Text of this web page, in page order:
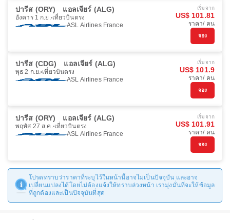
ปารีส (ORY) แอลเจียร์ (ALG)
อังคาร 1 ก.ย. เที่ยวบินตรง
ASL Airlines France
เริ่มจาก
US$ 101.81
ราคา/ คน
จอง
ปารีส (CDG) แอลเจียร์ (ALG)
พุธ 2 ก.ย. เที่ยวบินตรง
ASL Airlines France
เริ่มจาก
US$ 101.9
ราคา/ คน
จอง
ปารีส (ORY) แอลเจียร์ (ALG)
พฤหัส 27 ส.ค. เที่ยวบินตรง
ASL Airlines France
เริ่มจาก
US$ 101.91
ราคา/ คน
จอง
โปรดทราบว่าราคาที่ระบุไว้ในหน้านี้อาจไม่เป็นปัจจุบัน และอาจ
เปลี่ยนแปลงได้โดยไม่ต้องแจ้งให้ทราบล่วงหน้า เรามุ่งมั่นที่จะให้ข้อมูล
ที่ถูกต้องและเป็นปัจจุบันที่สุด